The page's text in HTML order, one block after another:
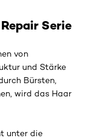
Serie
von
und Stärke
Bürsten,
wird das Haar
unter die